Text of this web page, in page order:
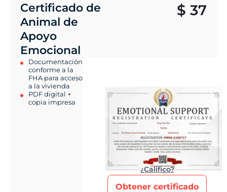
Certificado de
Animal de
Apoyo
Emocional
Documentación
conforme a la
FHA para acceso
a la vivienda
PDF digital +
copia impresa
$ 37
¿Califico?
Obtener certificado